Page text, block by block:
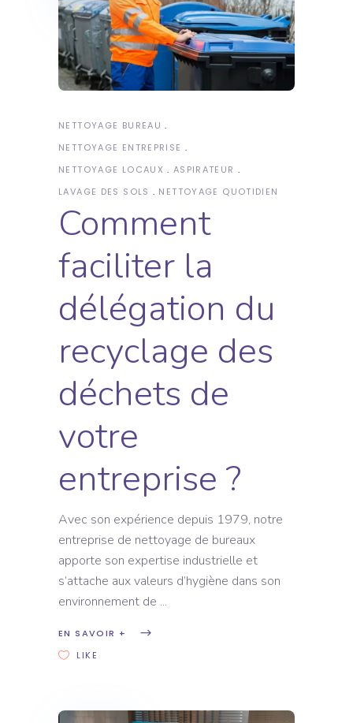
NETTOYAGE BUREAU
NETTOYAGE ENTREPRISE
NETTOYAGE LOCAUX
ASPIRATEUR
LAVAGE DES SOLS
NETTOYAGE QUOTIDIEN
Comment
faciliter la
délégation du
recyclage des
déchets de
votre
entreprise ?
Avec son expérience depuis 1979, notre
entreprise de nettoyage de bureaux
apporte son expertise industrielle et
s’attache aux valeurs d’hygiène dans son
environnement de
EN SAVOIR +
LIKE